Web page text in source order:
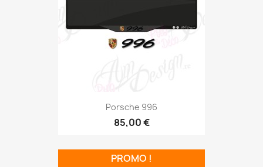
Porsche 996
85,00 €
PROMO !